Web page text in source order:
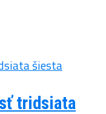
tridsiata